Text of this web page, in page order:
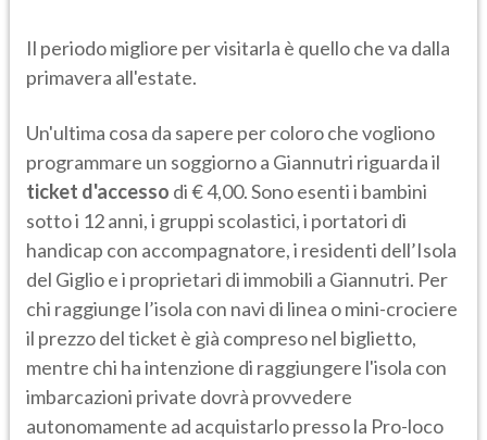
Il periodo migliore per visitarla è quello che va dalla
primavera all'estate.
Un'ultima cosa da sapere per coloro che vogliono
programmare un soggiorno a Giannutri riguarda il
ticket d'accesso di € 4,00. Sono esenti i bambini
sotto i 12 anni, i gruppi scolastici, i portatori di
handicap con accompagnatore, i residenti dell’Isola
del Giglio e i proprietari di immobili a Giannutri. Per
chi raggiunge l’isola con navi di linea o mini-crociere
il prezzo del ticket è già compreso nel biglietto,
mentre chi ha intenzione di raggiungere l'isola con
imbarcazioni private dovrà provvedere
autonomamente ad acquistarlo presso la Pro-loco